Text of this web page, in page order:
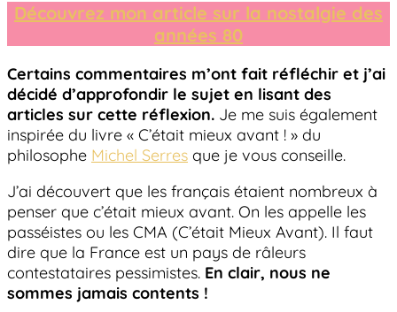
Découvrez mon article sur la nostalgie des
années 80
Certains commentaires m’ont fait réfléchir et j’ai
décidé d’approfondir le sujet en lisant des
articles sur cette réflexion. Je me suis également
inspirée du livre « C’était mieux avant ! » du
philosophe Michel Serres que je vous conseille.
J’ai découvert que les français étaient nombreux à
penser que c’était mieux avant. On les appelle les
passéistes ou les CMA (C’était Mieux Avant). Il faut
dire que la France est un pays de râleurs
contestataires pessimistes. En clair, nous ne
sommes jamais contents !